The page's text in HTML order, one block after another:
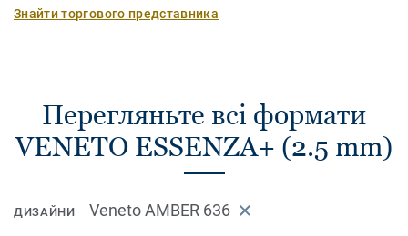
Знайти торгового представника
Перегляньте всі формати
VENETO ESSENZA+ (2.5 mm)
ДИЗАЙНИ Veneto AMBER 636